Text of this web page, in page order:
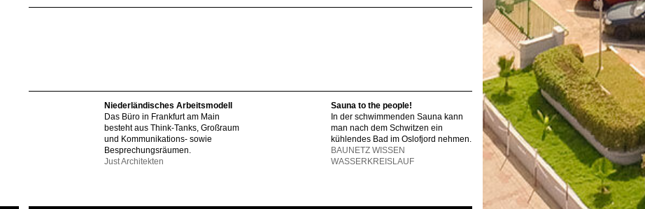
Niederländisches Arbeitsmodell
Das Büro in Frankfurt am Main
besteht aus Think-Tanks, Großraum
und Kommunikations- sowie
Besprechungsräumen.
Just Architekten
Sauna to the people!
In der schwimmenden Sauna kann
man nach dem Schwitzen ein
kühlendes Bad im Oslofjord nehmen.
BAUNETZ WISSEN
WASSERKREISLAUF